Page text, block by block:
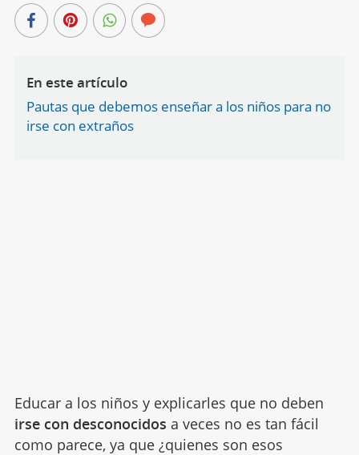
En este artículo
Pautas que debemos enseñar a los niños para no
irse con extraños
Educar a los niños y explicarles que no deben
irse con desconocidos a veces no es tan fácil
como parece, ya que ¿quienes son esos